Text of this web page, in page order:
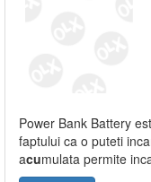
Power Bank Battery
faptului ca o puteti
acumulata permite